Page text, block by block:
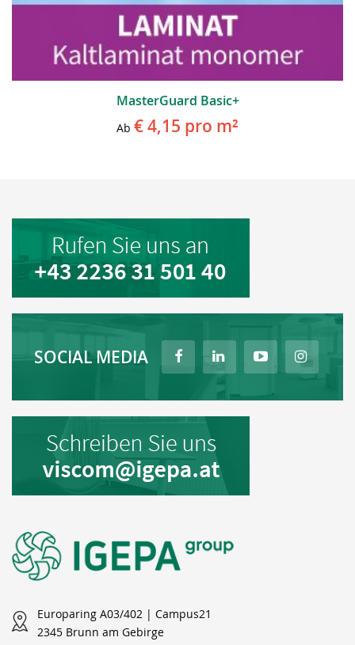
MasterGuard Basic+
Ab € 4,15 pro m²
SOCIAL MEDIA
Europaring A03/402 | Campus21
2345 Brunn am Gebirge